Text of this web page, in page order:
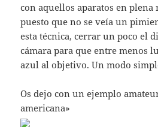
con aquellos aparatos en plena
puesto que no se veía un
esta técnica, cerrar un poco el
cámara para que entre menos
azul al objetivo. Un modo
Os dejo con un ejemplo
americana»